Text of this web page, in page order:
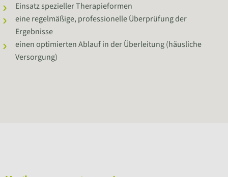
Einsatz spezieller Therapieformen
eine regelmäßige, professionelle Überprüfung der
Ergebnisse
einen optimierten Ablauf in der Überleitung (häusliche
Versorgung)